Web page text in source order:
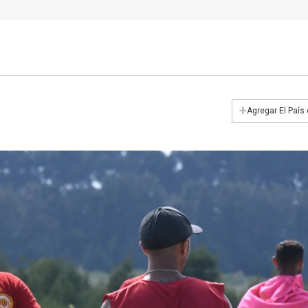
+Agregar El País